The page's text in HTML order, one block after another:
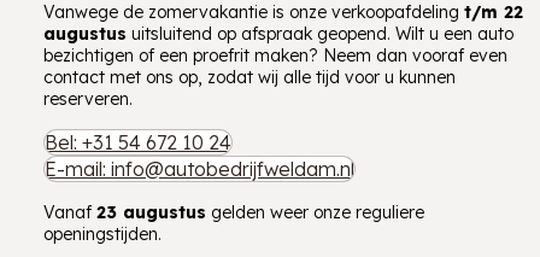
Vanwege de zomervakantie is onze verkoopafdeling t/m 22
augustus uitsluitend op afspraak geopend. Wilt u een auto
bezichtigen of een proefrit maken? Neem dan vooraf even
contact met ons op, zodat wij alle tijd voor u kunnen
reserveren.
Bel: +31 54 672 10 24
E-mail: info@autobedrijfweldam.nl
Vanaf 23 augustus gelden weer onze reguliere
openingstijden.